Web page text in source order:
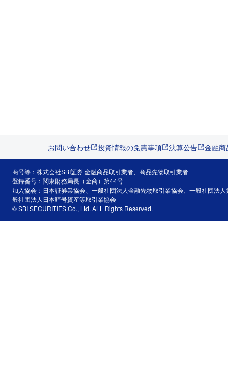
お問い合わせ 投資情報の免責事項 決算公告 金融
商号等：株式会社SBI証券 金融商品取引業者、商品先物取引業者
登録番号：関東財務局長（金商）第44号
加入協会：日本証券業協会、一般社団法人金融先物取引業協会、一般社団法
般社団法人日本暗号資産等取引業協会
© SBI SECURITIES Co., Ltd. ALL Rights Reserved.